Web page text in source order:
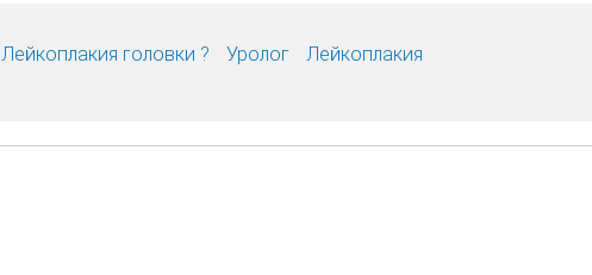
Лейкоплакия головки ? Уролог
Лейкоплакия